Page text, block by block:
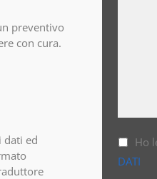
preventivo
con cura.
dati ed
Ho
DATI